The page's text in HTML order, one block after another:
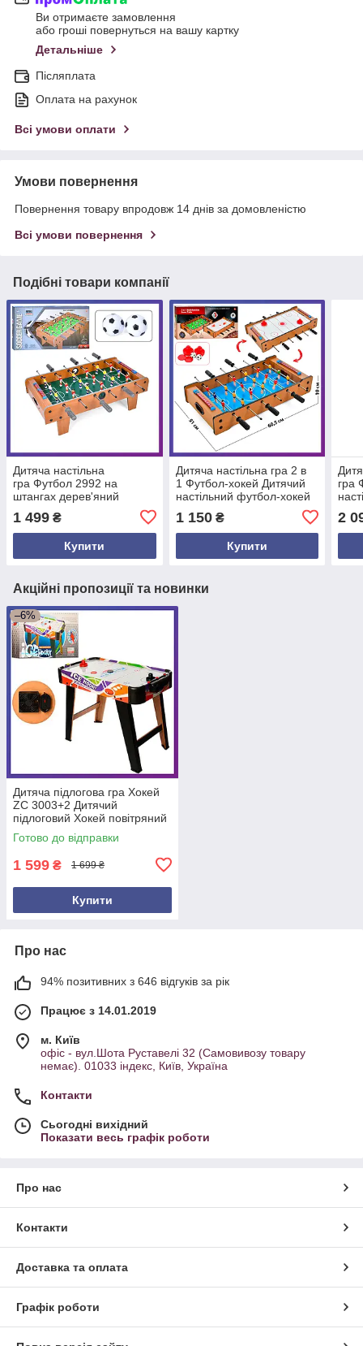
Ви отримаєте замовлення
або гроші повернуться на вашу картку
Детальніше
Післяплата
Оплата на рахунок
Всі умови оплати
Умови повернення
Повернення товару впродовж 14 днів за домовленістю
Всі умови повернення
Подібні товари компанії
Дитяча настільна
гра Футбол 2992 на
штангах дерев'яний
1 499 ₴
Купити
Дитяча настільна гра 2 в
1 Футбол-хокей Дитячий
настільний футбол-хокей
1 150₴
Купити
гра
2
Акційні пропозиції та новинки
–6%
Дитяча підлогова гра Хокей
ZC 3003+2 Дитячий
підлоговий Хокей повітряний
аеро-хокей
Готово до відправки
1 599 ₴ 1 699 ₴
Купити
Про нас
94% позитивних з 646 відгуків за рік
Працює з 14.01.2019
м. Київ
офіс - вул.Шота Руставелі 32 (Самовивозу товару
немає). 01033 індекс, Київ, Україна
Контакти
Сьогодні вихідний
Показати весь графік роботи
Про нас
Контакти
Доставка та оплата
Графік роботи